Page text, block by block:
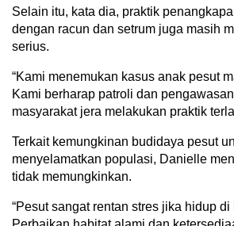
Selain itu, kata dia, praktik
dengan racun dan setrum juga masih
serius.
“Kami menemukan kasus anak pesut
Kami berharap patroli dan
masyarakat jera melakukan praktik
Terkait kemungkinan budidaya pesut
menyelamatkan populasi, Danielle
tidak memungkinkan.
“Pesut sangat rentan stres jika hidup